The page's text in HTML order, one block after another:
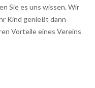
Sie es uns wissen. Wir
Kind genießt dann
Vorteile eines Vereins